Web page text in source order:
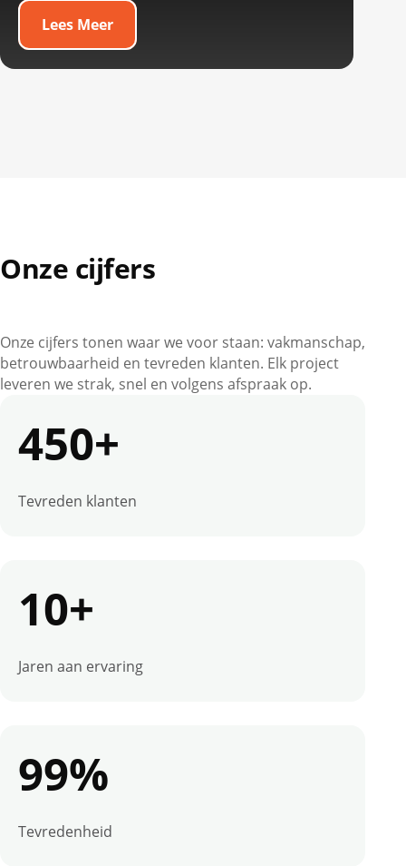
Lees Meer
Onze cijfers
Onze cijfers tonen waar we voor staan: vakmanschap,
betrouwbaarheid en tevreden klanten. Elk project
leveren we strak, snel en volgens afspraak op.
450+
Tevreden klanten
10+
Jaren aan ervaring
99%
Tevredenheid